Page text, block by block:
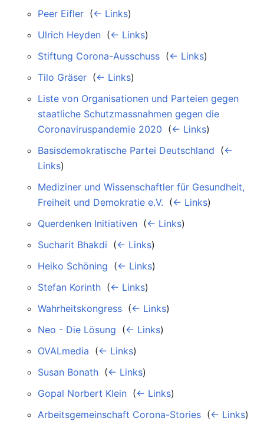
Peer Eifler (← Links)
Ulrich Heyden (← Links)
Stiftung Corona-Ausschuss (← Links)
Tilo Gräser (← Links)
Liste von Organisationen und Parteien gegen
staatliche Schutzmassnahmen gegen die
Coronaviruspandemie 2020 (← Links)
Basisdemokratische Partei Deutschland (←
Links)
Mediziner und Wissenschaftler für Gesundheit,
Freiheit und Demokratie e.V. (← Links)
Querdenken Initiativen (← Links)
Sucharit Bhakdi (← Links)
Heiko Schöning (← Links)
Stefan Korinth (← Links)
Wahrheitskongress (← Links)
Neo - Die Lösung (← Links)
OVALmedia (← Links)
Susan Bonath (← Links)
Gopal Norbert Klein (← Links)
Arbeitsgemeinschaft Corona-Stories (← Links)